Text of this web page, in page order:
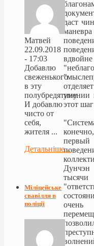
даст
умении
этот
очень
Матвей
22.09.2018
- 17:03
Добавлю
свеженького
в эту
полубредятину.
И добавлю
чисто от
себя,
жителя ...
Детальніше...
Міліцейське
свавілля в
поліції